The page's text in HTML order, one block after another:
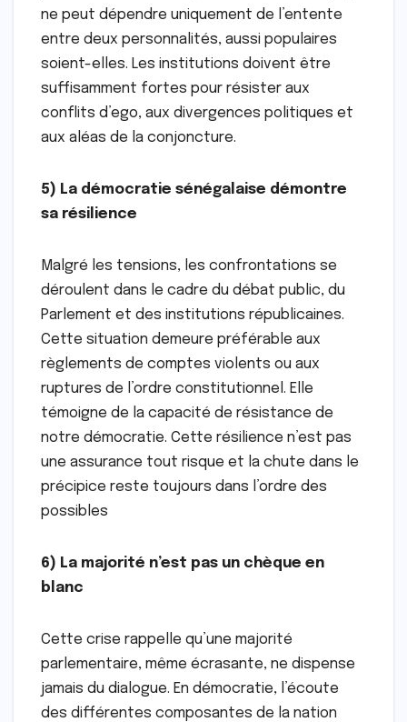
ne peut dépendre uniquement de l’entente
entre deux personnalités, aussi populaires
soient-elles. Les institutions doivent être
suffisamment fortes pour résister aux
conflits d’ego, aux divergences politiques et
aux aléas de la conjoncture.
5) La démocratie sénégalaise démontre
sa résilience
Malgré les tensions, les confrontations se
déroulent dans le cadre du débat public, du
Parlement et des institutions républicaines.
Cette situation demeure préférable aux
règlements de comptes violents ou aux
ruptures de l’ordre constitutionnel. Elle
témoigne de la capacité de résistance de
notre démocratie. Cette résilience n’est pas
une assurance tout risque et la chute dans le
précipice reste toujours dans l’ordre des
possibles
6) La majorité n’est pas un chèque en
blanc
Cette crise rappelle qu’une majorité
parlementaire, même écrasante, ne dispense
jamais du dialogue. En démocratie, l’écoute
des différentes composantes de la nation